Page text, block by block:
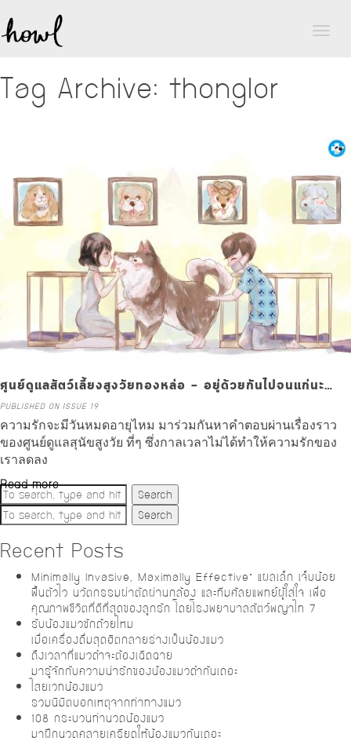
Tag Archive: thonglor
ศูนย์ดูแลสัตว์เลี้ยงสูงวัยทองหล่อ – อยู่ด้วยกันไปจนแก่นะ…
PUBLISHED ON ISSUE 19
ความรักจะมีวันหมดอายุไหม มาร่วมกันหาคำตอบผ่านเรื่องราว
ของศูนย์ดูแลสุนัขสูงวัย ที่ๆ ซึ่งกาลเวลาไม่ได้ทำให้ความรักของ
เราลดลง
Read more
Search
Search
Recent Posts
Minimally Invasive, Maximally Effective” แผลเล็ก เจ็บน้อย
ฟื้นตัวไว นวัตกรรมผ่าตัดผ่านกล้อง และทีมศัลยแพทย์ผู้ใส่ใจ เพื่อ
คุณภาพชีวิตที่ดีที่สุดของลูกรัก โดยโรงพยาบาลสัตว์พญาไท 7
รับน้องแมวซักถ้วยไหม
เมื่อเครื่องดื่มสุดฮิตกลายร่างเป็นน้องแมว
ถึงเวลาที่แมวดำจะต้องเฉิดฉาย
มารู้จักกับความน่ารักของน้องแมวดำกันเถอะ
ไสยเวทน้องแมว
รวมนิมิตบอกเหตุจากท่าทางแมว
108 กระบวนท่านวดน้องแมว
มาฝึกนวดคลายเครียดให้น้องแมวกันเถอะ